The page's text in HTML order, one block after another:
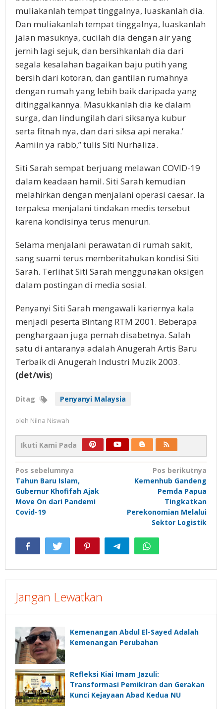
muliakanlah tempat tinggalnya, luaskanlah dia.
Dan muliakanlah tempat tinggalnya, luaskanlah
jalan masuknya, cucilah dia dengan air yang
jernih lagi sejuk, dan bersihkanlah dia dari
segala kesalahan bagaikan baju putih yang
bersih dari kotoran, dan gantilan rumahnya
dengan rumah yang lebih baik daripada yang
ditinggalkannya. Masukkanlah dia ke dalam
surga, dan lindungilah dari siksanya kubur
serta fitnah nya, dan dari siksa api neraka.’
Aamiin ya rabb,” tulis Siti Nurhaliza.
Siti Sarah sempat berjuang melawan COVID-19
dalam keadaan hamil. Siti Sarah kemudian
melahirkan dengan menjalani operasi caesar. Ia
terpaksa menjalani tindakan medis tersebut
karena kondisinya terus menurun.
Selama menjalani perawatan di rumah sakit,
sang suami terus memberitahukan kondisi Siti
Sarah. Terlihat Siti Sarah menggunakan oksigen
dalam postingan di media sosial.
Penyanyi Siti Sarah mengawali kariernya kala
menjadi peserta Bintang RTM 2001. Beberapa
penghargaan juga pernah disabetnya. Salah
satu di antaranya adalah Anugerah Artis Baru
Terbaik di Anugerah Industri Muzik 2003.
(det/wis)
Ditag Penyanyi Malaysia
oleh Nilna Niswah
Ikuti Kami Pada
Navigasi
pos
Pos sebelumnya
Tahun Baru Islam,
Gubernur Khofifah Ajak
Move On dari Pandemi
Covid-19
Pos berikutnya
Kemenhub Gandeng
Pemda Papua
Tingkatkan
Perekonomian Melalui
Sektor Logistik
Jangan Lewatkan
Kemenangan Abdul El-Sayed Adalah
Kemenangan Perubahan
Refleksi Kiai Imam Jazuli:
Transformasi Pemikiran dan Gerakan
Kunci Kejayaan Abad Kedua NU